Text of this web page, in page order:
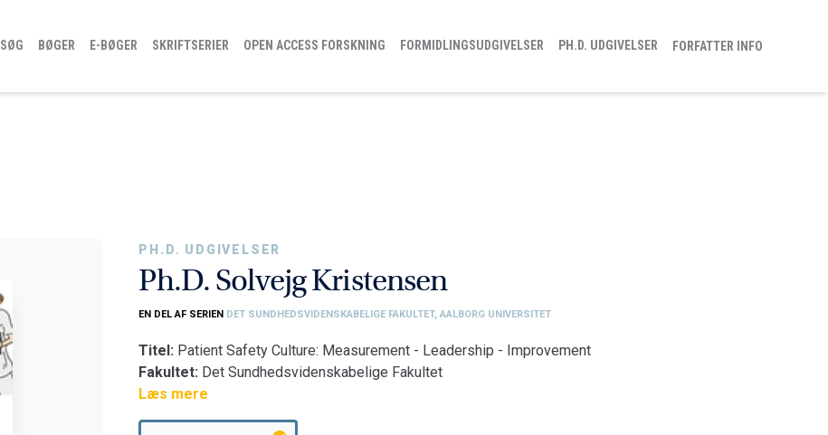
SØG BØGER E-BØGER SKRIFTSERIER OPEN ACCESS FORSKNING FORMIDLINGSUDGIVELSER PH.D. UDGIVELSER FORFATTER INFO
PH.D. UDGIVELSER
Ph.D. Solvejg Kristensen
EN DEL AF SERIEN DET SUNDHEDSVIDENSKABELIGE FAKULTET, AALBORG UNIVERSITET
Titel: Patient Safety Culture: Measurement - Leadership - Improvement
Fakultet: Det Sundhedsvidenskabelige Fakultet
Institut:Institut for Medicin og Sundhedsteknologi
Læs mere